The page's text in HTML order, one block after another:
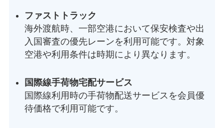
ファストトラック
海外渡航時、一部空港において保安検査や出
入国審査の優先レーンを利用可能です。対象
空港や利用条件は時期により異なります。
国際線手荷物宅配サービス
国際線利用時の手荷物配送サービスを会員優
待価格で利用可能です。